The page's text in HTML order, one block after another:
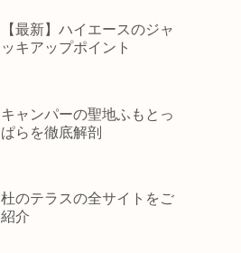
【最新】ハイエースのジャ
ッキアップポイント
キャンパーの聖地ふもとっ
ぱらを徹底解剖
杜のテラスの全サイトをご
紹介